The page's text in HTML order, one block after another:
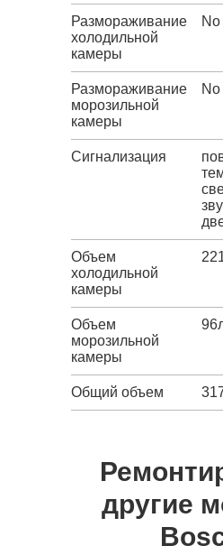
Размораживание
холодильной
камеры
Размораживание
морозильной
камеры
Сигнализация
Объем
холодильной
камеры
Объем
морозильной
камеры
Общий объем
другие